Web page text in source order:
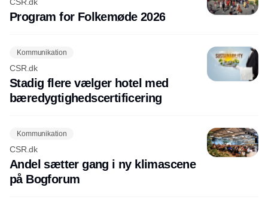
CSR.dk
Program for Folkemøde 2026
Kommunikation
CSR.dk
Stadig flere vælger hotel med
bæredygtighedscertificering
Kommunikation
CSR.dk
Andel sætter gang i ny klimascene
på Bogforum